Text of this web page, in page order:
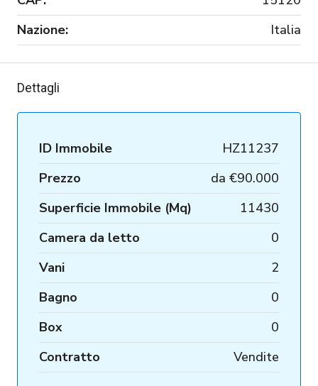
Nazione:
Italia
Dettagli
ID Immobile
HZ11237
Prezzo
da €90.000
Superficie Immobile (Mq)
11430
Camera da letto
0
Vani
2
Bagno
0
Box
0
Contratto
Vendite